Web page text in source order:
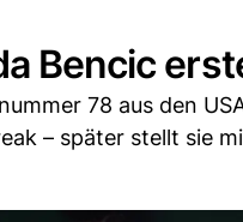
Bencic
78 aus den
– später stellt sie